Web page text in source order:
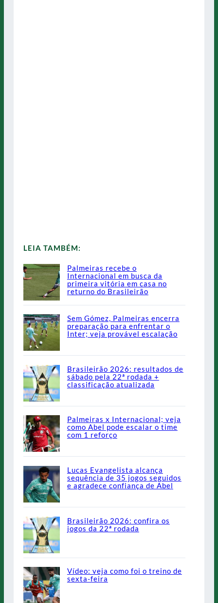
LEIA TAMBÉM:
Palmeiras recebe o
Internacional em busca da
primeira vitória em casa no
returno do Brasileirão
Sem Gómez, Palmeiras encerra
preparação para enfrentar o
Inter; veja provável escalação
Brasileirão 2026: resultados de
sábado pela 22ª rodada +
classificação atualizada
Palmeiras x Internacional; veja
como Abel pode escalar o time
com 1 reforço
Lucas Evangelista alcança
sequência de 35 jogos seguidos
e agradece confiança de Abel
Brasileirão 2026: confira os
jogos da 22ª rodada
Vídeo: veja como foi o treino de
sexta-feira